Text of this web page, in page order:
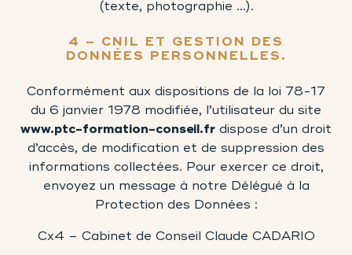
(texte, photographie …).
4 – CNIL ET GESTION DES
DONNÉES PERSONNELLES.
Conformément aux dispositions de la loi 78-17
du 6 janvier 1978 modifiée, l’utilisateur du site
www.ptc-formation-conseil.fr dispose d’un droit
d’accès, de modification et de suppression des
informations collectées. Pour exercer ce droit,
envoyez un message à notre Délégué à la
Protection des Données :
Cx4 – Cabinet de Conseil Claude CADARIO